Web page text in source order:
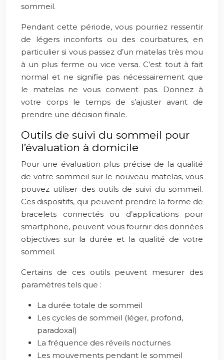
sommeil.
Pendant cette période, vous pourriez ressentir
de légers inconforts ou des courbatures, en
particulier si vous passez d’un matelas très mou
à un plus ferme ou vice versa. C’est tout à fait
normal et ne signifie pas nécessairement que
le matelas ne vous convient pas. Donnez à
votre corps le temps de s’ajuster avant de
prendre une décision finale.
Outils de suivi du sommeil pour
l’évaluation à domicile
Pour une évaluation plus précise de la qualité
de votre sommeil sur le nouveau matelas, vous
pouvez utiliser des outils de suivi du sommeil.
Ces dispositifs, qui peuvent prendre la forme de
bracelets connectés ou d’applications pour
smartphone, peuvent vous fournir des données
objectives sur la durée et la qualité de votre
sommeil.
Certains de ces outils peuvent mesurer des
paramètres tels que :
La durée totale de sommeil
Les cycles de sommeil (léger, profond,
paradoxal)
La fréquence des réveils nocturnes
Les mouvements pendant le sommeil